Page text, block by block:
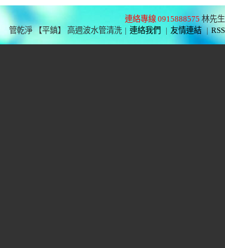
連絡專線 0915888575 林先生
管乾淨 【平鎮】 高週波水管清洗 | 連絡我們 | 友情連結 | RSS